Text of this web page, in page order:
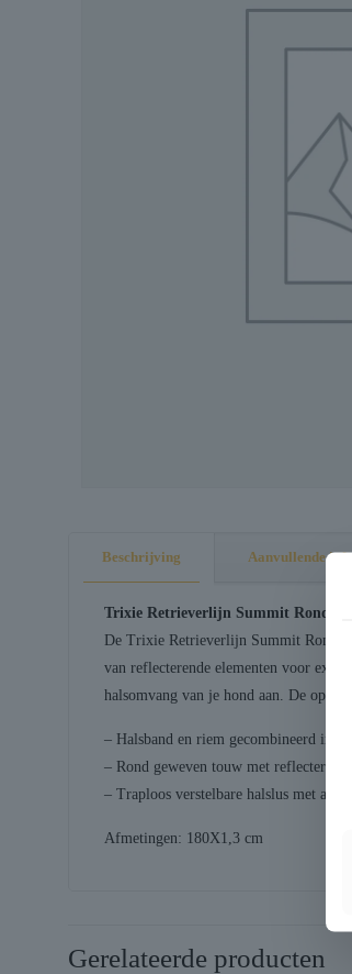
Beschrijving Aanvullende
Trixie Retrieverlijn Summit Rond
De Trixie Retrieverlijn Summit Rond
van reflecterende elementen voor
halsomvang van je hond aan. De
– Halsband en riem gecombineerd in
– Rond geweven touw met
– Traploos verstelbare halslus met
Afmetingen: 180X1,3 cm
Gerelateerde producten